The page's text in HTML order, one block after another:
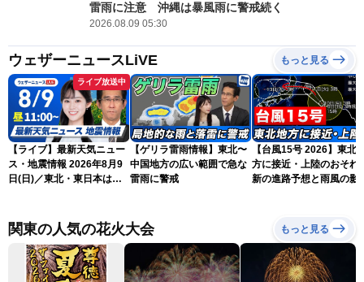
雷雨に注意 沖縄は暴風雨に警戒続く
2026.08.09 05:30
ウェザーニュースLiVE もっと見る
ライブ放送中
【ライブ】最新天気ニュー
ス・地震情報 2026年8月9
日(日)／東北・東日本は急
ム・青原桃香／山口剛央〉
【ゲリラ雷雨情報】東北〜
中国地方の広い範囲で急な
雷雨に警戒
【台風15号 2026】東北
方に接近・上陸のおそれ
新の進路予想と雨風の影
関東の人気の花火大会 もっと見る